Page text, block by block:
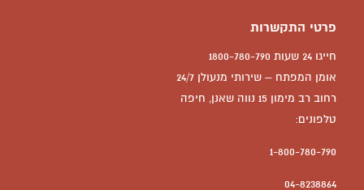
פרטי התקשרות
חייגו 24 שעות 1800-780-790
אומן המפתח – שירותי מנעולן 24/7
רחוב רב מימון 15 נווה שאנן, חיפה
טלפונים:
1-800-780-790
04-8238864